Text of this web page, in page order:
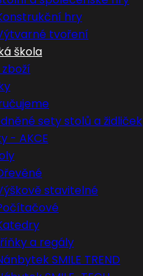
hry
tvoření
škola
sety stolů a židliček
- AKCE
stavitelné
a regály
SMILE TREND